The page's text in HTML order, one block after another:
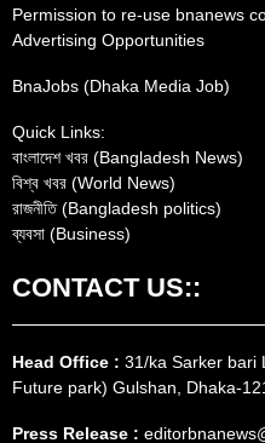
Permission to re-use bnanews
Advertising Opportunities
BnaJobs (Dhaka Media Job)
Quick Links:
বাংলাদেশ খবর (Bangladesh News)
বিশ্ব খবর (World News)
রাজনীতি (Bangladesh politics)
ব্যবসা (Business)
CONTACT US::
Head Office : 31/ka Sarker bari
Future park) Gulshan, Dhaka-
Press Release :